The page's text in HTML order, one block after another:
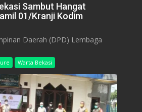
Sambut Hangat
01/Kranji Kodim
Daerah (DPD) Lembaga
Warta Bekasi